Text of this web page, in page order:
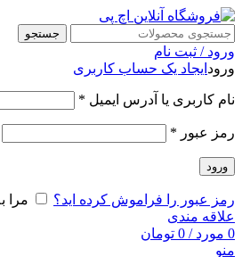
جستجو
ورود / ثبت نام
ورود ایجاد یک حساب کاربری
نام کاربری یا آدرس ایمیل *
رمز عبور *
ورود
رمز عبور را فراموش کرده اید؟
مرا
علاقه مندی
0 مورد /
0 تومان
منو